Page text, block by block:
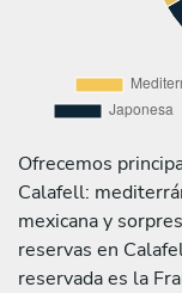
Ofrecemos
Calafell:
mexicana y
reservas en
reservada es la